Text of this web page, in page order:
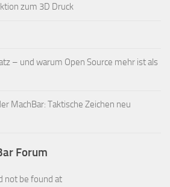
zum 3D Druck
– und warum Open Source mehr ist als
MachBar: Taktische Zeichen neu
Forum
not be found at